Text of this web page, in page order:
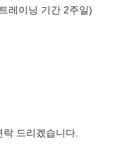
레이닝 기간 2주일)
드리겠습니다.